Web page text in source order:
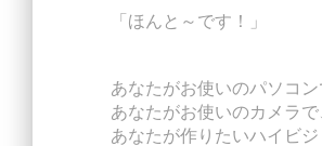
「ほんと～です！」
あなたがお使いのパソコン
あなたがお使いのカメラで
あなたが作りたいハイビ